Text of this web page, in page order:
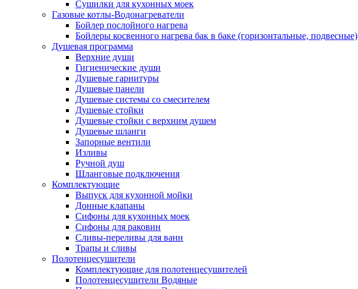
Сушилки для кухонных моек
Газовые котлы-Водонагреватели
Бойлер послойного нагрева
Бойлеры косвенного нагрева бак в баке (горизонтальные, подвесные)
Душевая программа
Верхние души
Гигиенические души
Душевые гарнитуры
Душевые панели
Душевые системы со смесителем
Душевые стойки
Душевые стойки с верхним душем
Душевые шланги
Запорные вентили
Изливы
Ручной душ
Шланговые подключения
Комплектующие
Выпуск для кухонной мойки
Донные клапаны
Сифоны для кухонных моек
Сифоны для раковин
Сливы-переливы для ванн
Трапы и сливы
Полотенцесушители
Комплектующие для полотенцесушителей
Полотенцесушители Водяные